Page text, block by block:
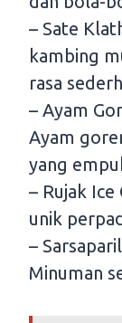
– Sate
kambing
rasa
– Ayam
Ayam
yang
– Rujak Ice
unik
–
Minuman